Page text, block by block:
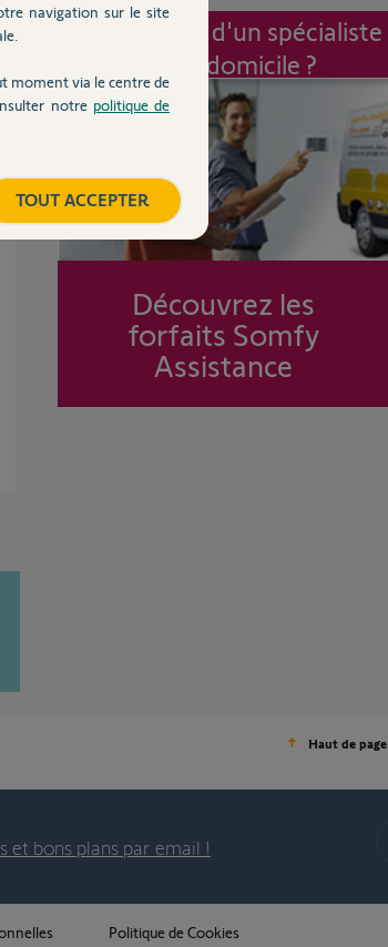
Intervention d'un spécialiste
à mon domicile ?
Découvrez les
forfaits Somfy
Assistance
Haut de page
et bons plans par email !
Politique de Cookies
navigation sur le site
moment via le centre de
notre politique de
TOUT ACCEPTER